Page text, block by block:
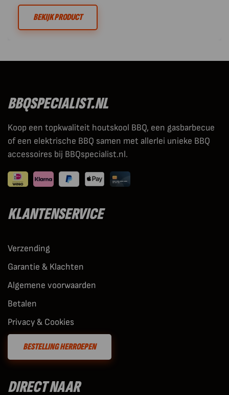
BEKIJK PRODUCT
BBQSPECIALIST.NL
Koop een topkwaliteit houtskool BBQ, een gasbarbecue
of een elektrische BBQ samen met allerlei unieke BBQ
accessoires bij BBQspecialist.nl.
KLANTENSERVICE
Verzending
Garantie & Klachten
Algemene voorwaarden
Betalen
Privacy & Cookies
BESTELLING HERROEPEN
DIRECT NAAR